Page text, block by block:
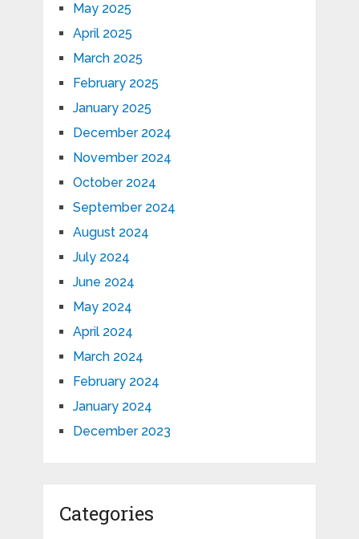
May 2025
April 2025
March 2025
February 2025
January 2025
December 2024
November 2024
October 2024
September 2024
August 2024
July 2024
June 2024
May 2024
April 2024
March 2024
February 2024
January 2024
December 2023
Categories